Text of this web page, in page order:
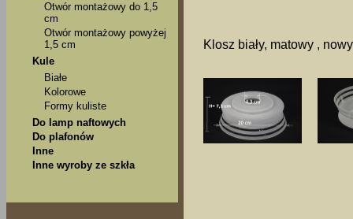
Otwór montażowy do 1,5
cm
Otwór montażowy powyżej
1,5 cm
Kule
Białe
Kolorowe
Formy kuliste
Do lamp naftowych
Do plafonów
Inne
Inne wyroby ze szkła
Klosz biały, matowy , nowy